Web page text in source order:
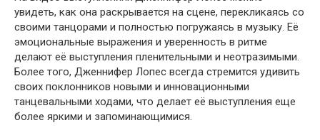
увидеть, как она раскрывается на сцене, перекликаясь со
своими танцорами и полностью погружаясь в музыку. Её
эмоциональные выражения и уверенность в ритме
делают её выступления пленительными и неотразимыми.
Более того, Дженнифер Лопес всегда стремится удивить
своих поклонников новыми и инновационными
танцевальными ходами, что делает её выступления еще
более яркими и запоминающимися.